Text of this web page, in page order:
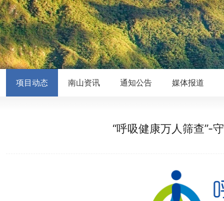
项目动态 南山资讯 通知公告 媒体报道
“呼吸健康万人筛查”-